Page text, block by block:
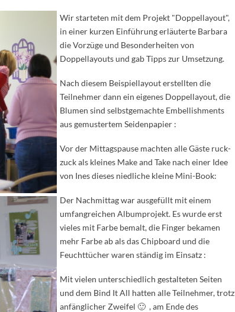
Wir starteten mit dem Projekt "Doppellayout",
in einer kurzen Einführung erläuterte Barbara
die Vorzüge und Besonderheiten von
Doppellayouts und gab Tipps zur Umsetzung.
Nach diesem Beispiellayout erstellten die
Teilnehmer dann ein eigenes Doppellayout, die
Blumen sind selbstgemachte Embellishments
aus gemustertem Seidenpapier :
Vor der Mittagspause machten alle Gäste ruck-
zuck als kleines Make and Take nach einer Idee
von Ines dieses niedliche kleine Mini-Book:
Der Nachmittag war ausgefüllt mit einem
umfangreichen Albumprojekt. Es wurde erst
vieles mit Farbe bemalt, die Finger bekamen
mehr Farbe ab als das Chipboard und die
Feuchttücher waren ständig im Einsatz :
Mit vielen unterschiedlich gestalteten Seiten
und dem Bind It All hatten alle Teilnehmer, trotz
anfänglicher Zweifel 🙂 , am Ende des